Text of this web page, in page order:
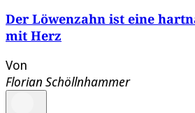
Der Löwenzahn ist eine
mit Herz
Von
Florian Schöllnhammer